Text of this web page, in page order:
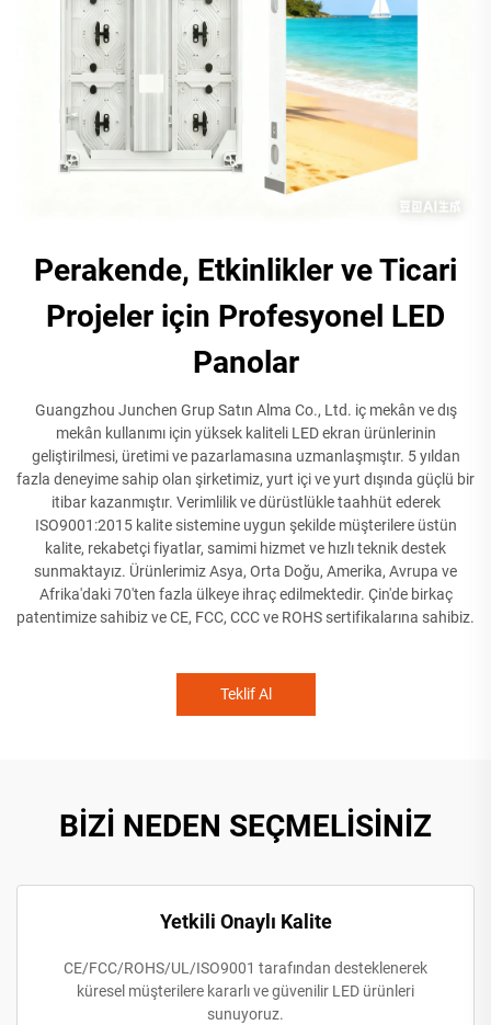
Perakende, Etkinlikler ve Ticari
Projeler için Profesyonel LED
Panolar
Guangzhou Junchen Grup Satın Alma Co., Ltd. iç mekân ve dış
mekân kullanımı için yüksek kaliteli LED ekran ürünlerinin
geliştirilmesi, üretimi ve pazarlamasına uzmanlaşmıştır. 5 yıldan
fazla deneyime sahip olan şirketimiz, yurt içi ve yurt dışında güçlü bir
itibar kazanmıştır. Verimlilik ve dürüstlükle taahhüt ederek
ISO9001:2015 kalite sistemine uygun şekilde müşterilere üstün
kalite, rekabetçi fiyatlar, samimi hizmet ve hızlı teknik destek
sunmaktayız. Ürünlerimiz Asya, Orta Doğu, Amerika, Avrupa ve
Afrika'daki 70'ten fazla ülkeye ihraç edilmektedir. Çin'de birkaç
patentimize sahibiz ve CE, FCC, CCC ve ROHS sertifikalarına sahibiz.
Teklif Al
BİZİ NEDEN SEÇMELİSİNİZ
Yetkili Onaylı Kalite
CE/FCC/ROHS/UL/ISO9001 tarafından desteklenerek
küresel müşterilere kararlı ve güvenilir LED ürünleri
sunuyoruz.